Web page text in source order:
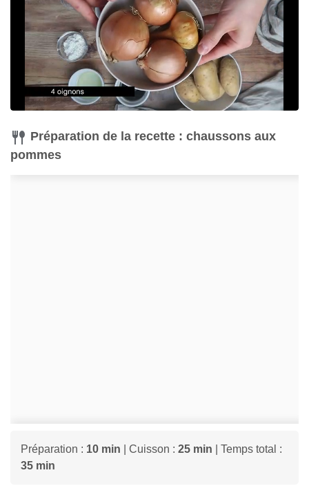
Préparation de la recette : chaussons aux
pommes
Préparation : 10 min | Cuisson : 25 min | Temps total :
35 min